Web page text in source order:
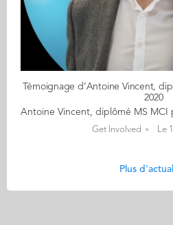
Témoignage d’Antoine Vincent,
2020
Get Involved Le
Plus